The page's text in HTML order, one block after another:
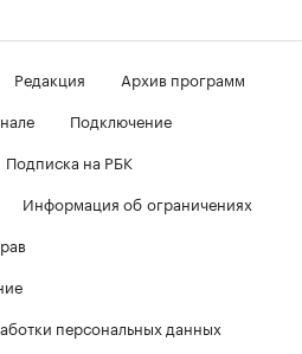
Редакция
Архив программ
Подключение
Подписка на РБК
Информация об ограничениях
персональных данных